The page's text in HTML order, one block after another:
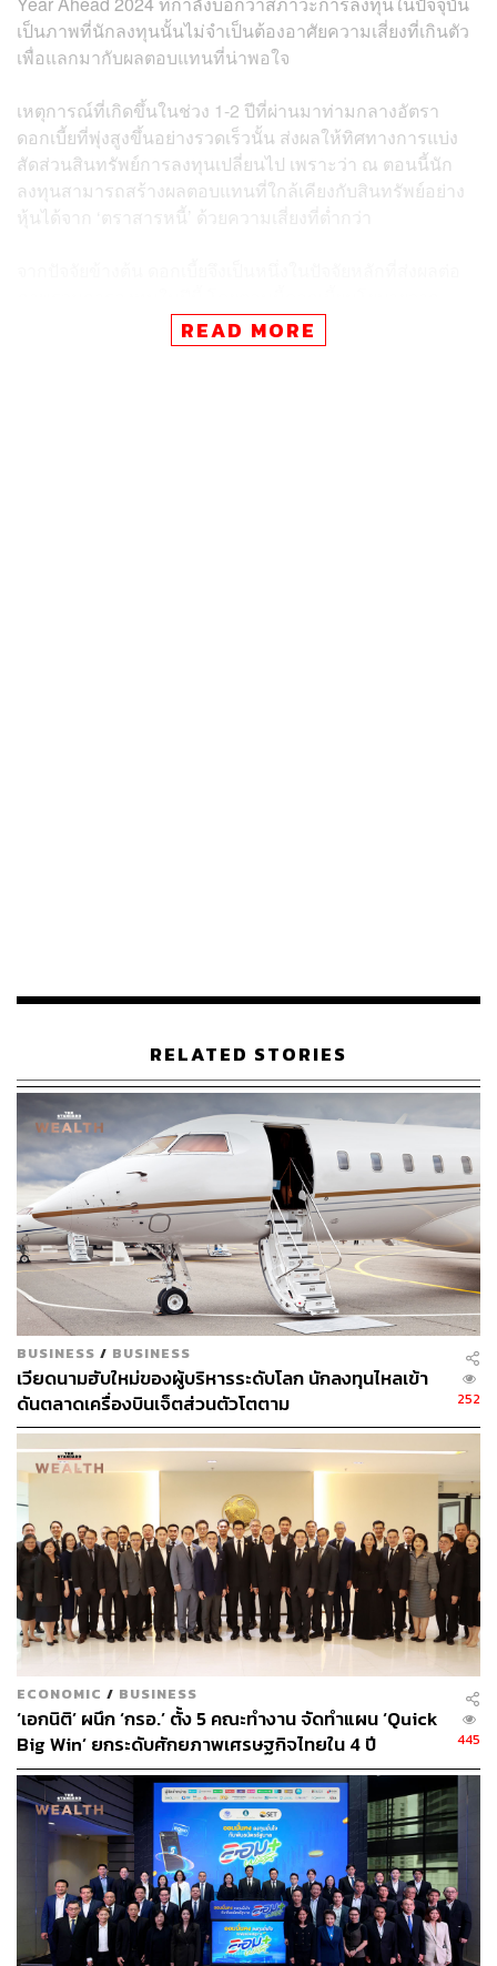
เป็นภาพที่นักลงทุนนั้นไม่จำเป็นต้องอาศัยความเสี่ยงที่เกินตัว
เพื่อแลกมากับผลตอบแทนที่น่าพอใจ
เหตุการณ์ที่เกิดขึ้นในช่วง 1-2 ปีที่ผ่านมาท่ามกลางอัตรา
ดอกเบี้ยที่พุ่งสูงขึ้นอย่างรวดเร็วนั้น ส่งผลให้ทิศทางการแบ่ง
สัดส่วนสินทรัพย์การลงทุนเปลี่ยนไป เพราะว่า ณ ตอนนี้นัก
ลงทุนสามารถสร้างผลตอบแทนที่ใกล้เคียงกับสินทรัพย์อย่าง
หุ้นได้จาก ‘ตราสารหนี้’ ด้วยความเสี่ยงที่ต่ำกว่า
ธนาคารกลางสหรัฐอเมริกาคงตัวอยู่ในระดับ 5.25-5.5% และ
มีแนวโน้มที่จะลดต่ำลงในปีนี้ประมาณ 75-100 bp (Basis
คุณภาพดี ซึ่งมีโอกาสสร้างผลตอบแทนได้ดีเมื่อเทียบกับ
ตัวของ ‘รายได้’ ที่เข้ามาอย่างมั่นคงและต่อเนื่อง ซึ่งในตอนนี้
รายได้อยู่ที่ระดับสูงสุดในรอบสิบกว่าปี ฉะนั้นถึงแม้ว่า
ระหว่างทางจะยังมีความผันผวนบ้าง แต่ถ้าเรายิ่งถือยาว ผล
ตอบแทนรายได้ก็จะยิ่งใหญ่ขึ้นเรื่อยๆ เมื่อเทียบกับราคาที่
ผันผวน”
สำหรับมุมมองความเสี่ยงทางเศรษฐกิจ ทวีศักดิ์แบ่งออกเป็น
2 ประเด็น โดยตัวแรกที่สำคัญในปีนี้คือเงินเฟ้อที่เป็นหนึ่งใน
ข้อควรระวังและจะเป็นตัวกำหนดทิศทางของดอกเบี้ย เพราะ
ประเด็นที่ยังเป็นข้อถกเถียงกันตอนนี้คือเงินเฟ้อจะสามารถลง
มาที่เป้าหมาย 2% ได้หรือไม่? แต่ KKP ยังเชื่อว่าเงินเฟ้อจะ
ค่อยๆ ลดลงมาในระดับนั้นได้
ส่วนประเด็นที่ 2 ที่เชื่อมโยงกับเงินเฟ้อนั่นก็คือความเสี่ยงใน
การผิดนัดชำระหนี้ เพราะหากเงินเฟ้อสูงจนทำให้ดอกเบี้ยไม่
สามารถลดลงได้ บางธุรกิจที่ระดับเครดิตไม่ดีอาจไม่สามารถ
ทนสภาพการเงินที่ตึงตัวขนาดนั้นไหวและเสี่ยงต่อการล้ม
ละลาย แต่ถ้าเงินเฟ้อลงได้ ซึ่งเป็นเคสที่ทาง KKP เชื่อ ความ
เสี่ยงนี้ก็จะมีไม่มาก
ต่อเนื่องจากประเด็นความเสี่ยงผิดนัดชำระหนี้ ฝั่งของโรเซน
เบิร์กมองว่าบริษัทต่างๆ ที่มีโครงสร้างไม่แข็งแรงนั้นถูกขจัด
ออกไปจากตลาดพอสมควรแล้วนับตั้งแต่โควิด แต่ความ
ท้าทายสำคัญที่เขามองต่อจากนี้สำหรับธุรกิจก็คือการเติบโต
ที่อาจทำได้ยากขึ้น เนื่องจากยุคต้นทุนทางการเงินต่ำที่อยู่กับ
เรามาตั้งแต่ปี 2008 จนถึงช่วงปี 2022 ได้หมดไปแล้ว
ดังนั้นเขาจึงมองว่าในฐานะนักลงทุน การเป็น ‘คนให้กู้’ จะได้
เปรียบกว่า “เหตุผลที่ทำให้ตราสารหนี้เป็นสินทรัพย์ที่น่าลงทุน
นั้นคือเหตุผลเดียวกันว่าทำไมตราสารทุนจะเติบโตได้ยาก
ลำบากในปีนี้ นั่นเป็นเพราะต้นทุนทางการเงินแพงขึ้น ดังนั้น
การอยู่ในฐานะผู้ให้กู้จะเป็นตำแหน่งที่ค่อนข้างได้เปรียบกว่า”
โรเซนเบิร์กกล่าวทิ้งท้าย ชวนให้คิดถึงความน่าสนใจในการ
ลงทุนตราสารหนี้
READ MORE
RELATED STORIES
BUSINESS / BUSINESS
เวียดนามฮับใหม่ของผู้บริหารระดับโลก นักลงทุนไหลเข้า
ดันตลาดเครื่องบินเจ็ตส่วนตัวโตตาม
252
ECONOMIC / BUSINESS
‘เอกนิติ’ ผนึก ‘กรอ.’ ตั้ง 5 คณะทำงาน จัดทำแผน ‘Quick
Big Win’ ยกระดับศักยภาพเศรษฐกิจไทยใน 4 ปี
445